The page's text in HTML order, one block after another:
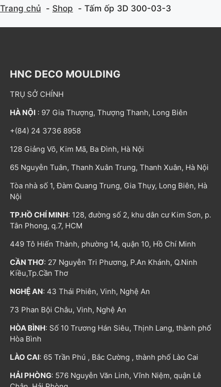
Trang chủ Shop Tấm ốp 3D 300-03-3
HNC DECO MOULDING
TRỤ SỞ CHÍNH
HÀ NỘI : 97 Gia Thượng, Thượng Thanh, Long Biên
+(84) 24 3736 8958
128 Giảng Võ, Kim Mã, Ba Đình, Hà Nội
65 Nguyễn Tuân, Thanh Xuân Trung, Thanh Xuân, Hà Nội
Tòa nhà số 1, Đàm Quang Trung, Gia Thụy, Long Biên, Hà
Nội
TP.HỒ CHÍ MINH: 128, đường số 2, khu dân cư Kim Sơn, p.
Tân Phong, q.7, HCM
449 Tô Hiến Thành, phường 14, quận 10, Hồ Chí Minh
CẦN THƠ: 27 Nguyễn Tri Phương, P.An Khánh, Q.Ninh
Kiều,Tp.Cần Thơ
NGHỆ AN: 43 Thái Phiên, Vinh, Nghệ An
73 Phan Bội Châu, Vinh, Nghệ An
HÒA BÌNH: Số 10 Trương Hán Siêu, Thịnh Lang, thành phố
Hòa Bình
LÀO CAI: 65 Trần Phú , Bắc Cường , thành phố Lào Cai
HẢI PHÒNG: 576 Nguyễn Văn Linh, Vĩnh Niệm, quận Lê